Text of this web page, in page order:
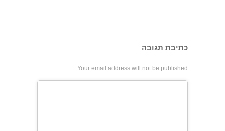
כתיבת תגובה
Your email address will not be published.